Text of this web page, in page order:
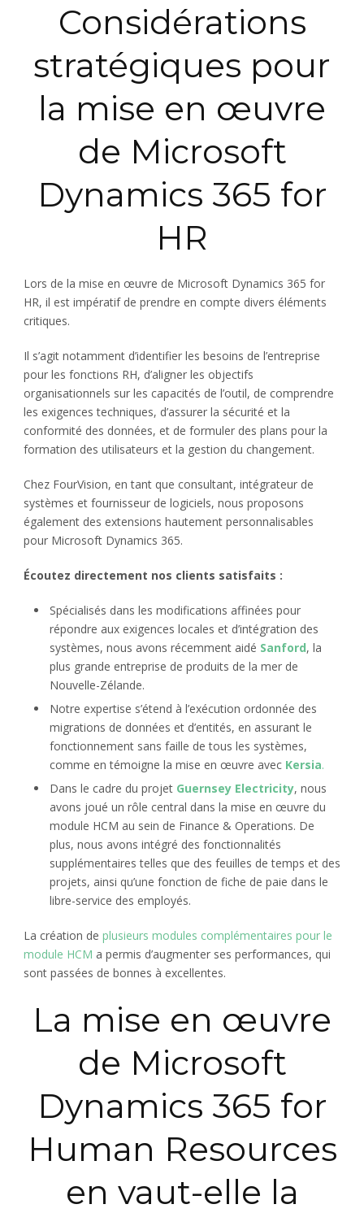
Considérations
stratégiques pour
la mise en œuvre
de Microsoft
Dynamics 365 for
HR
Lors de la mise en œuvre de Microsoft Dynamics 365 for
HR, il est impératif de prendre en compte divers éléments
critiques.
Il s’agit notamment d’identifier les besoins de l’entreprise
pour les fonctions RH, d’aligner les objectifs
organisationnels sur les capacités de l’outil, de comprendre
les exigences techniques, d’assurer la sécurité et la
conformité des données, et de formuler des plans pour la
formation des utilisateurs et la gestion du changement.
Chez FourVision, en tant que consultant, intégrateur de
systèmes et fournisseur de logiciels, nous proposons
également des extensions hautement personnalisables
pour Microsoft Dynamics 365.
Écoutez directement nos clients satisfaits :
Spécialisés dans les modifications affinées pour
répondre aux exigences locales et d’intégration des
systèmes, nous avons récemment aidé Sanford, la
plus grande entreprise de produits de la mer de
Nouvelle-Zélande.
Notre expertise s’étend à l’exécution ordonnée des
migrations de données et d’entités, en assurant le
fonctionnement sans faille de tous les systèmes,
comme en témoigne la mise en œuvre avec Kersia.
Dans le cadre du projet Guernsey Electricity, nous
avons joué un rôle central dans la mise en œuvre du
module HCM au sein de Finance & Operations. De
plus, nous avons intégré des fonctionnalités
supplémentaires telles que des feuilles de temps et des
projets, ainsi qu’une fonction de fiche de paie dans le
libre-service des employés.
La création de plusieurs modules complémentaires pour le
module HCM a permis d’augmenter ses performances, qui
sont passées de bonnes à excellentes.
La mise en œuvre
de Microsoft
Dynamics 365 for
Human Resources
en vaut-elle la